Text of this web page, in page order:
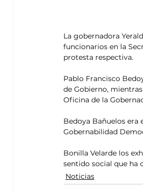
La gobernadora
funcionarios en la
protesta respectiva.
Pablo Francisco
de Gobierno,
Oficina de la
Bedoya Bañuelos
Gobernabilidad
Bonilla Velarde los
sentido social que ha
Noticias